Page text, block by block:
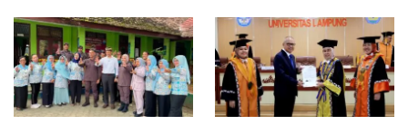
Lampung